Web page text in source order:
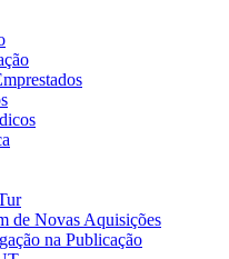
de Novas Aquisições
na Publicação